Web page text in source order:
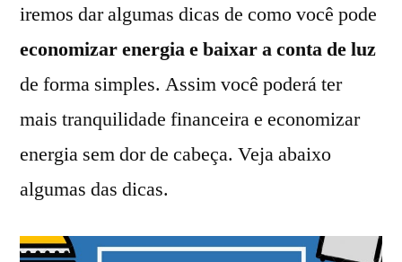
iremos dar algumas dicas de como você pode
economizar energia e baixar a conta de luz
de forma simples. Assim você poderá ter
mais tranquilidade financeira e economizar
energia sem dor de cabeça. Veja abaixo
algumas das dicas.